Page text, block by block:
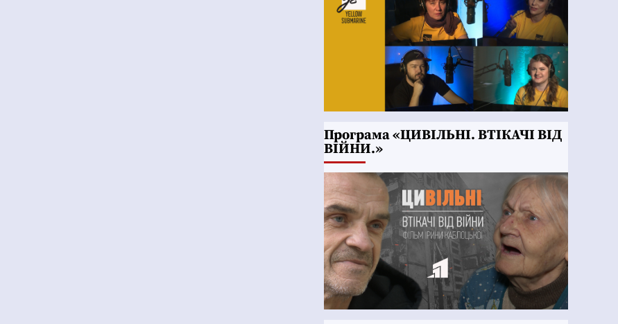
Програма «ЦИВІЛЬНІ. ВТІКАЧІ ВІД
ВІЙНИ.»